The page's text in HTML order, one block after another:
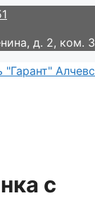
д. 2, ком. 3
с